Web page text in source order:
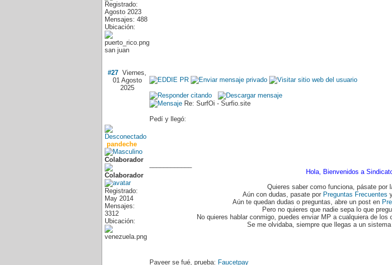
Registrado:
Agosto 2023
Mensajes: 488
Ubicación:
san juan
#27 Viernes,
01 Agosto
2025
pandeche
Colaborador
Registrado:
May 2014
Mensajes:
3312
Ubicación:
Re: SurfOi - Surfio.site
Pedí y llegó:
Hola, Bienvenidos a
Quieres saber como funciona, pásate por
Aún con dudas, pasate por Preguntas Frecuentes
Aún te quedan dudas o preguntas, abre un post en
Pero no quieres que nadie sepa lo que
No quieres hablar conmigo, puedes enviar MP a cualquiera de los
Se me olvidaba, siempre que llegas a un
Payeer se fué, prueba: Faucetpay